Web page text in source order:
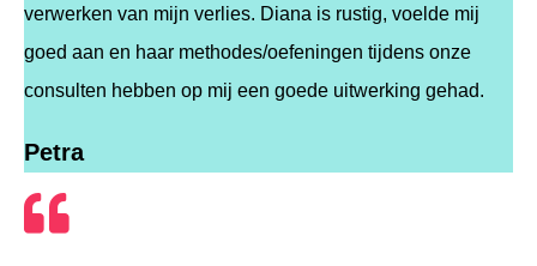
verwerken van mijn verlies. Diana is rustig, voelde mij
goed aan en haar methodes/oefeningen tijdens onze
consulten hebben op mij een goede uitwerking gehad.
Petra